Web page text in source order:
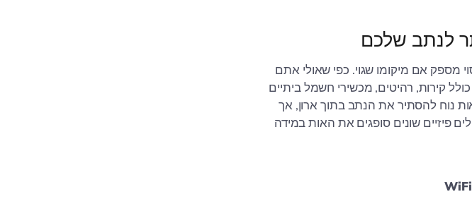
מספק אם מיקומו שגוי. כפי שאולי אתם
קירות, רהיטים, מכשירי חשמל ביתיים
נוח להסתיר את הנתב בתוך ארון, אך
פיזיים שונים סופגים את האות במידה